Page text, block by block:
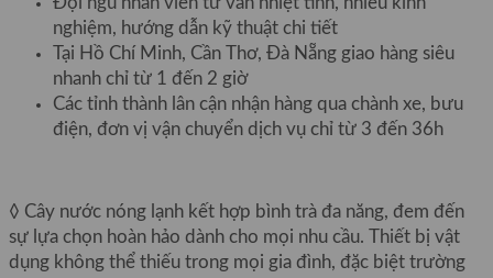
nghiệm, hướng dẫn kỹ thuật chi tiết
Tại Hồ Chí Minh, Cần Thơ, Đà Nẵng giao hàng siêu
nhanh chỉ từ 1 đến 2 giờ
Các tỉnh thành lân cận nhận hàng qua chành xe, bưu
điện, đơn vị vận chuyển dịch vụ chỉ từ 3 đến 36h
◊ Cây nước nóng lạnh kết hợp bình trà đa năng, đem đến
sự lựa chọn hoàn hảo dành cho mọi nhu cầu. Thiết bị vật
dụng không thể thiếu trong mọi gia đình, đặc biệt trường